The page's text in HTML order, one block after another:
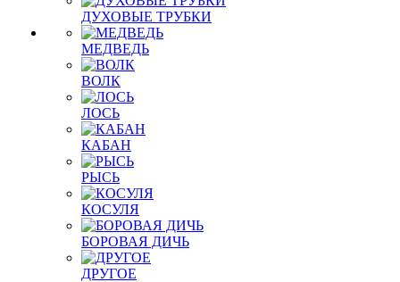
ДУХОВЫЕ ТРУБКИ
МЕДВЕДЬ
ВОЛК
ЛОСЬ
КАБАН
РЫСЬ
КОСУЛЯ
БОРОВАЯ ДИЧЬ
ДРУГОЕ